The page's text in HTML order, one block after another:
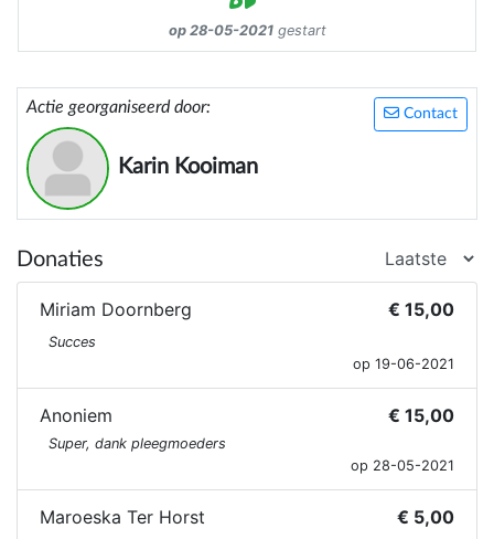
op 28-05-2021gestart
Contact
Actie georganiseerd door:
Karin Kooiman
Donaties
Miriam Doornberg € 15,00
Succes
op 19-06-2021
Anoniem € 15,00
Super, dank pleegmoeders
op 28-05-2021
Maroeska Ter Horst € 5,00